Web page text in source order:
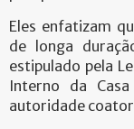
Eles enfatizam
de longa
estipulado pela
Interno da
autoridade